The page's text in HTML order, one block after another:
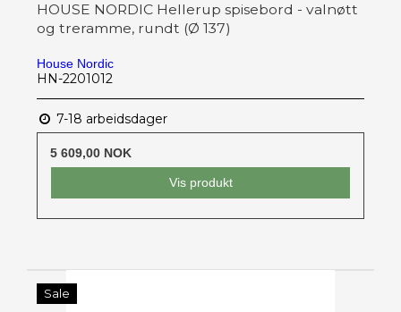
HOUSE NORDIC Hellerup spisebord - valnøtt
og treramme, rundt (Ø 137)
House Nordic
HN-2201012
7-18 arbeidsdager
5 609,00 NOK
Vis produkt
Sale